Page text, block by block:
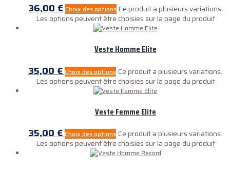
36,00€ Choix des options Ce produit a plusieurs variations.
Les options peuvent être choisies sur la page du produit
Veste Homme Elite
35,00 € Choix des options Ce produit a plusieurs variations.
Les options peuvent être choisies sur la page du produit
Veste Femme Elite
35,00€ Choix des options Ce produit a plusieurs variations.
Les options peuvent être choisies sur la page du produit